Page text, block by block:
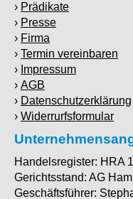
Prädikate
Presse
Firma
Termin vereinbaren
Impressum
AGB
Datenschutzerklärung
Widerrurfsformular
Handelsregister: HRA
Gerichtsstand: AG
Geschäftsführer: